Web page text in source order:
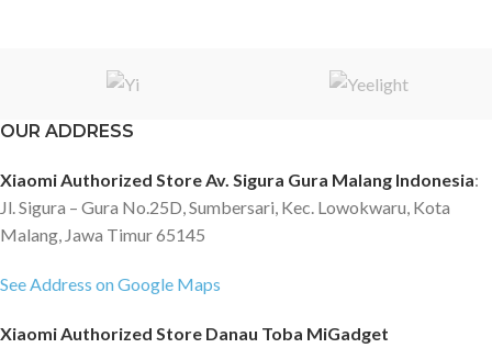
OUR ADDRESS
Xiaomi Authorized Store Av. Sigura Gura Malang Indonesia:
Jl. Sigura – Gura No.25D, Sumbersari, Kec. Lowokwaru, Kota
Malang, Jawa Timur 65145
See Address on Google Maps
Xiaomi Authorized Store Danau Toba MiGadget